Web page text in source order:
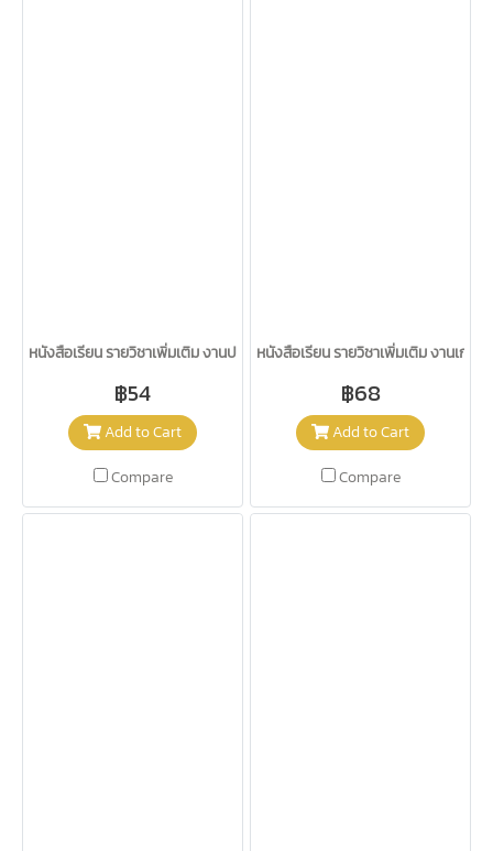
หนังสือเรียน รายวิชาเพิ่มเติม งานประดิษฐ์ ม.1-3/อจท.
฿54
Add to Cart
Compare
หนังสือเรียน รายวิชาเพิ่มเติม งานเกษ
฿68
Add to Cart
Compare